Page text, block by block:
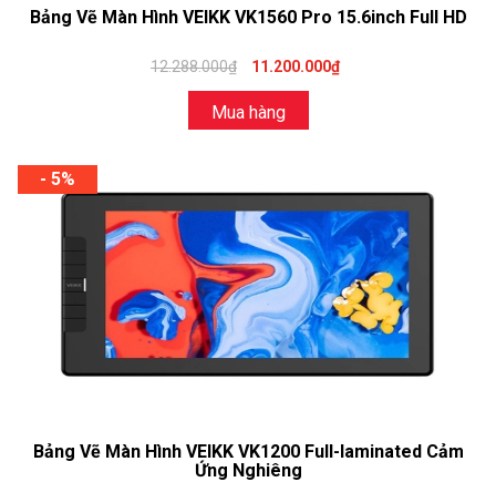
Bảng Vẽ Màn Hình VEIKK VK1560 Pro 15.6inch Full HD
12.288.000₫ 11.200.000₫
Mua hàng
- 5%
Bảng Vẽ Màn Hình VEIKK VK1200 Full-laminated Cảm
Ứng Nghiêng